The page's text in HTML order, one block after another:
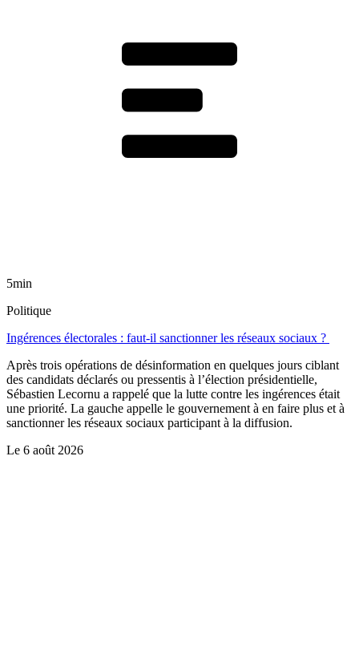
5min
Politique
Ingérences électorales : faut-il sanctionner les réseaux sociaux ?
Après trois opérations de désinformation en quelques jours ciblant
des candidats déclarés ou pressentis à l’élection présidentielle,
Sébastien Lecornu a rappelé que la lutte contre les ingérences était
une priorité. La gauche appelle le gouvernement à en faire plus et à
sanctionner les réseaux sociaux participant à la diffusion.
Le 6 août 2026